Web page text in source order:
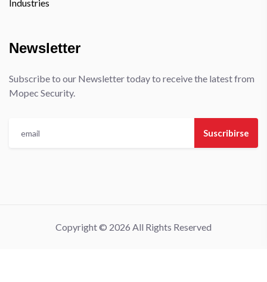
Industries
Newsletter
Subscribe to our Newsletter today to receive the latest from
Mopec Security.
Suscribirse
Copyright © 2026 All Rights Reserved